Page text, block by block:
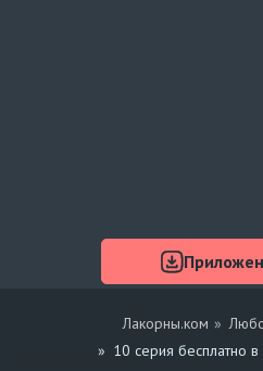
Лакорны.ком
10 серия бесплатно